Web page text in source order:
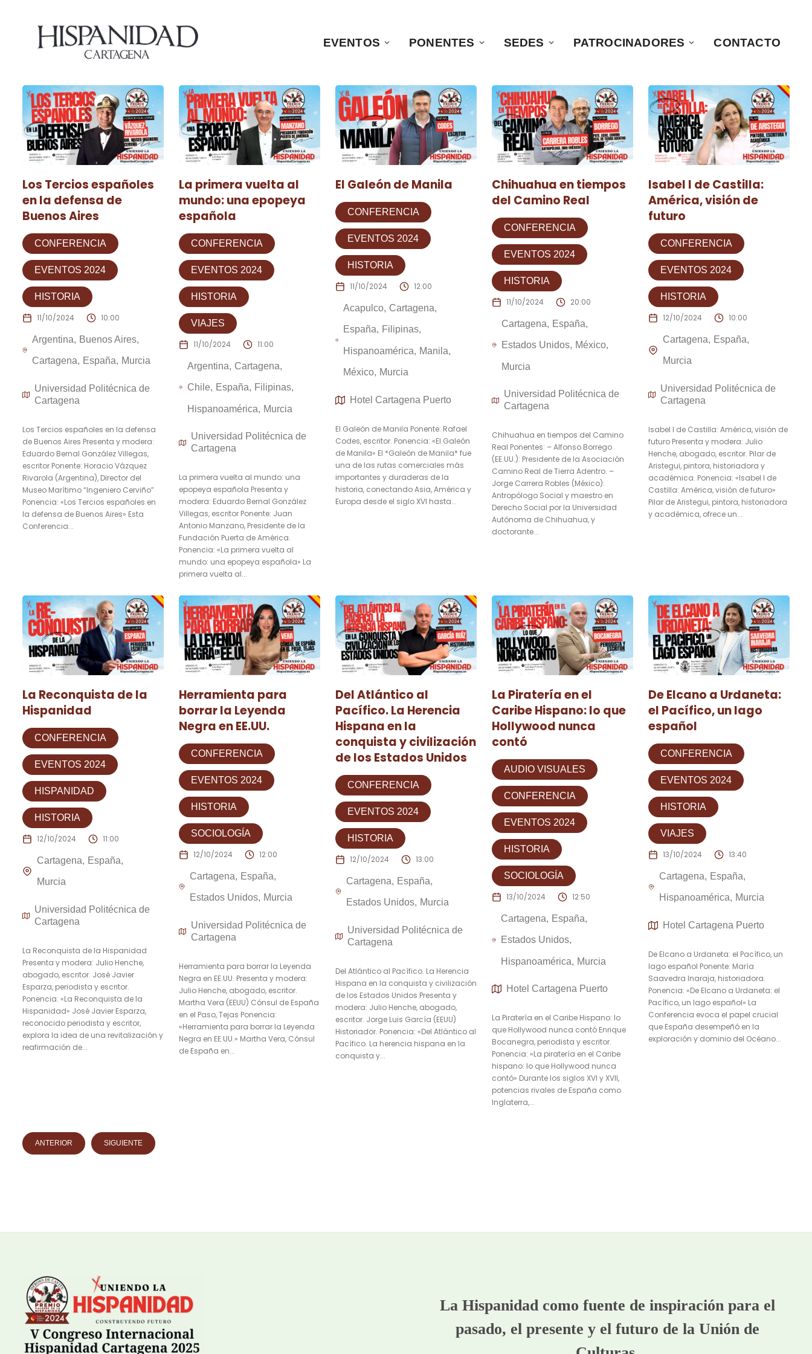
EVENTOS PONENTES SEDES PATROCINADORES CONTACTO
Los Tercios españoles
en la defensa de
Buenos Aires
CONFERENCIA
EVENTOS 2024
HISTORIA
11/10/2024 10:00
Argentina Buenos Aires
Cartagena España Murcia
Universidad Politécnica de
Cartagena
Los Tercios españoles en la defensa
de Buenos Aires Presenta y modera:
Eduardo Bernal González Villegas,
escritor Ponente: Horacio Vázquez
Rivarola (Argentina), Director del
Museo Marítimo “Ingeniero Cerviño”
Ponencia: «Los Tercios españoles en
la defensa de Buenos Aires» Esta
Conferencia...
La primera vuelta al
mundo: una epopeya
española
CONFERENCIA
EVENTOS 2024
HISTORIA
VIAJES
11/10/2024 11:00
Argentina Cartagena
Chile España Filipinas
Hispanoamérica Murcia
Universidad Politécnica de
Cartagena
La primera vuelta al mundo: una
epopeya española Presenta y
modera: Eduardo Bernal González
Villegas, escritor Ponente: Juan
Antonio Manzano, Presidente de la
Fundación Puerta de América.
Ponencia: «La primera vuelta al
mundo: una epopeya española» La
primera vuelta al...
El Galeón de Manila
CONFERENCIA
EVENTOS 2024
HISTORIA
11/10/2024 12:00
Acapulco Cartagena
España Filipinas
Hispanoamérica Manila
México Murcia
Hotel Cartagena Puerto
El Galeón de Manila Ponente: Rafael
Codes, escritor. Ponencia: «El Galeón
de Manila» El *Galeón de Manila* fue
una de las rutas comerciales más
importantes y duraderas de la
historia, conectando Asia, América y
Europa desde el siglo XVI hasta...
Chihuahua en tiempos
del Camino Real
CONFERENCIA
EVENTOS 2024
HISTORIA
11/10/2024 20:00
Cartagena España
Estados Unidos México
Murcia
Universidad Politécnica de
Cartagena
Chihuahua en tiempos del Camino
Real Ponentes: – Alfonso Borrego
(EE.UU.): Presidente de la Asociación
Camino Real de Tierra Adentro. –
Jorge Carrera Robles (México):
Antropólogo Social y maestro en
Derecho Social por la Universidad
Autónoma de Chihuahua, y
doctorante...
Isabel I de Castilla:
América, visión de
futuro
CONFERENCIA
EVENTOS 2024
HISTORIA
12/10/2024 10:00
Cartagena España
Murcia
Universidad Politécnica de
Cartagena
Isabel I de Castilla: América, visión de
futuro Presenta y modera: Julio
Henche, abogado, escritor. Pilar de
Aristegui, pintora, historiadora y
académica. Ponencia: «Isabel I de
Castilla: América, visión de futuro»
Pilar de Aristegui, pintora, historiadora
y académica, ofrece un...
La Reconquista de la
Hispanidad
CONFERENCIA
EVENTOS 2024
HISPANIDAD
HISTORIA
12/10/2024 11:00
Cartagena España
Murcia
Universidad Politécnica de
Cartagena
La Reconquista de la Hispanidad
Presenta y modera: Julio Henche,
abogado, escritor. José Javier
Esparza, periodista y escritor.
Ponencia: «La Reconquista de la
Hispanidad» José Javier Esparza,
reconocido periodista y escritor,
explora la idea de una revitalización y
reafirmación de...
Herramienta para
borrar la Leyenda
Negra en EE.UU.
CONFERENCIA
EVENTOS 2024
HISTORIA
SOCIOLOGÍA
12/10/2024 12:00
Cartagena España
Estados Unidos Murcia
Universidad Politécnica de
Cartagena
Herramienta para borrar la Leyenda
Negra en EE.UU. Presenta y modera:
Julio Henche, abogado, escritor.
Martha Vera (EEUU) Cónsul de España
en el Paso, Tejas Ponencia:
«Herramienta para borrar la Leyenda
Negra en EE.UU.» Martha Vera, Cónsul
de España en...
Del Atlántico al
Pacífico. La Herencia
Hispana en la
conquista y civilización
de los Estados Unidos
CONFERENCIA
EVENTOS 2024
HISTORIA
12/10/2024 13:00
Cartagena España
Estados Unidos Murcia
Universidad Politécnica de
Cartagena
Del Atlántico al Pacífico. La Herencia
Hispana en la conquista y civilización
de los Estados Unidos Presenta y
modera: Julio Henche, abogado,
escritor. Jorge Luis García (EEUU)
Historiador. Ponencia: «Del Atlántico al
Pacífico. La herencia hispana en la
conquista y...
La Piratería en el
Caribe Hispano: lo que
Hollywood nunca
contó
AUDIO VISUALES
CONFERENCIA
EVENTOS 2024
HISTORIA
SOCIOLOGÍA
13/10/2024 12:50
Cartagena España
Estados Unidos
Hispanoamérica Murcia
Hotel Cartagena Puerto
La Piratería en el Caribe Hispano: lo
que Hollywood nunca contó Enrique
Bocanegra, periodista y escritor.
Ponencia: «La piratería en el Caribe
hispano: lo que Hollywood nunca
contó» Durante los siglos XVI y XVII,
potencias rivales de España como
Inglaterra,...
De Elcano a Urdaneta:
el Pacífico, un lago
español
CONFERENCIA
EVENTOS 2024
HISTORIA
VIAJES
13/10/2024 13:40
Cartagena España
Hispanoamérica Murcia
Hotel Cartagena Puerto
De Elcano a Urdaneta: el Pacífico, un
lago español Ponente: María
Saavedra Inaraja, historiadora.
Ponencia: «De Elcano a Urdaneta: el
Pacífico, un lago español» La
Conferencia evoca el papel crucial
que España desempeñó en la
exploración y dominio del Océano...
ANTERIOR SIGUIENTE
La Hispanidad como fuente de inspiración para el
pasado, el presente y el futuro de la Unión de